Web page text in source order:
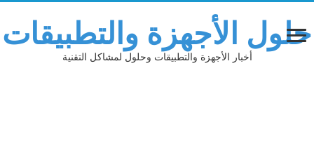
حلول الأجهزة والتطبيقات
أخبار الأجهزة والتطبيقات وحلول لمشاكل التقنية